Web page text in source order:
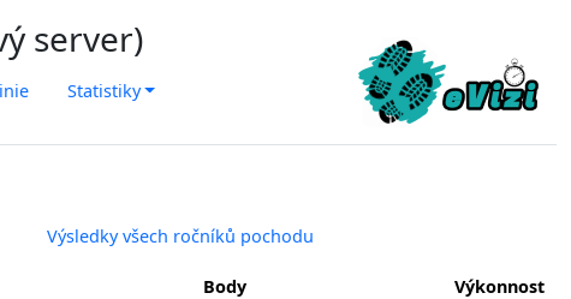
server)
Statistiky
Výsledky všech ročníků pochodu
Body Výkonnost